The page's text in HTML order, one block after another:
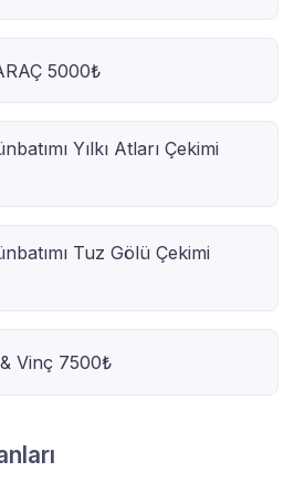
5000₺
Yılkı Atları Çekimi
Tuz Gölü Çekimi
Vinç 7500₺